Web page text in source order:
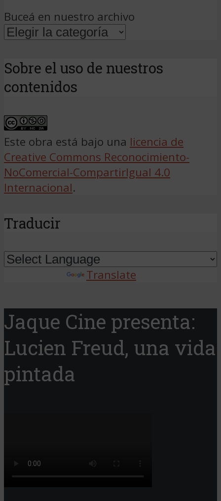
Buceá en nuestro archivo
Sobre el uso de nuestros
contenidos
Este obra está bajo una licencia de
Creative Commons Reconocimiento-
NoComercial-CompartirIgual 4.0
Internacional.
Traducir
Translate
Jaque Cine presenta:
Lucien Freud, una vida
pintada